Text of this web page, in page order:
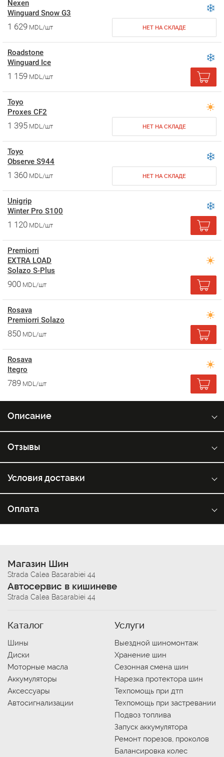
Nexen
Winguard Snow G3
1 629 MDL/шт НЕТ НА СКЛАДЕ
Roadstone
Winguard Ice
1 159 MDL/шт
Toyo
Proxes CF2
1 395 MDL/шт НЕТ НА СКЛАДЕ
Toyo
Observe S944
1 360 MDL/шт НЕТ НА СКЛАДЕ
Unigrip
Winter Pro S100
1 120 MDL/шт
Premiorri
EXTRA LOAD
Solazo S-Plus
900 MDL/шт
Rosava
Premiorri Solazo
850 MDL/шт
Rosava
Itegro
789 MDL/шт
Описание
Отзывы
Условия доставки
Оплата
Магазин Шин
Strada Calea Basarabiei 44
Автосервис в кишиневе
Strada Calea Basarabiei 44
Каталог
Шины
Диски
Моторные масла
Аккумуляторы
Аксессуары
Автосигнализации
Услуги
Выездной шиномонтаж
Хранение шин
Сезонная смена шин
Нарезка протектора шин
Техпомощь при дтп
Техпомощь при застревании
Подвоз топлива
Запуск аккумулятора
Ремонт порезов, проколов
Балансировка колес